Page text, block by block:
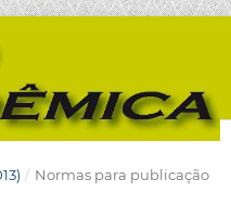
/ Normas para publicação